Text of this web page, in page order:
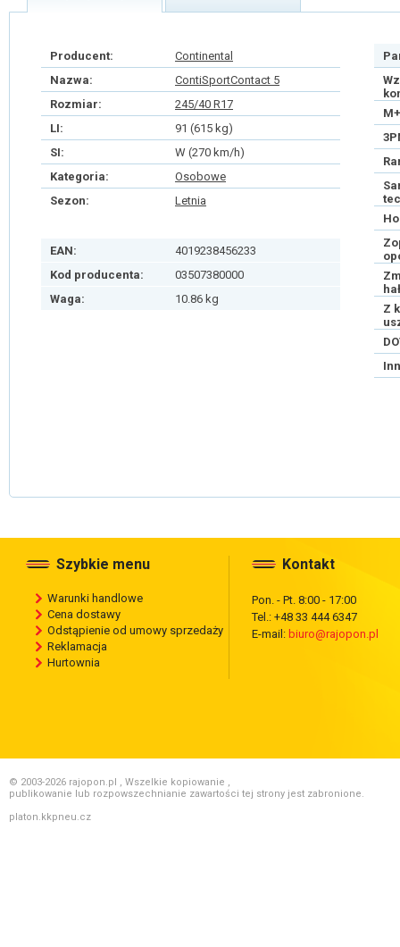
Producent:
Continental
Nazwa:
ContiSportContact 5
Rozmiar:
245/40 R17
LI:
91 (615 kg)
SI:
W (270 km/h)
Kategoria:
Osobowe
Sezon:
Letnia
EAN:
4019238456233
Kod producenta:
03507380000
Waga:
10.86 kg
Z
Szybkie menu
Warunki handlowe
Cena dostawy
Odstąpienie od umowy sprzedaży
Reklamacja
Hurtownia
Kontakt
Pon. - Pt. 8:00 - 17:00
Tel.: +48 33 444 6347
E-mail: biuro@rajopon.pl
© 2003-2026 rajopon.pl , Wszelkie kopiowanie ,
publikowanie lub rozpowszechnianie zawartości tej strony jest zabronione.
platon.kkpneu.cz